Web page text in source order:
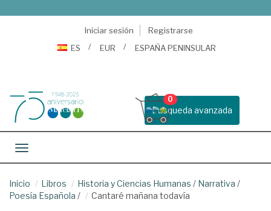
Iniciar sesión
Registrarse
ES
EUR ESPAÑA PENINSULAR
Busqueda avanzada
0
Toggle navigation
Inicio Libros Historia y Ciencias Humanas / Narrativa /
Poesía Española / Cantaré mañana todavía